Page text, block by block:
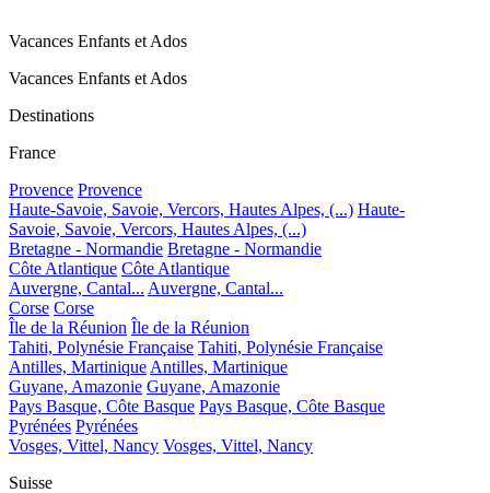
Vacances Enfants et Ados
Vacances Enfants et Ados
Destinations
France
Provence Provence
Haute-Savoie, Savoie, Vercors, Hautes Alpes, (...) Haute-
Savoie, Savoie, Vercors, Hautes Alpes, (...)
Bretagne - Normandie Bretagne - Normandie
Côte Atlantique Côte Atlantique
Auvergne, Cantal... Auvergne, Cantal...
Corse Corse
Île de la Réunion Île de la Réunion
Tahiti, Polynésie Française Tahiti, Polynésie Française
Antilles, Martinique Antilles, Martinique
Guyane, Amazonie Guyane, Amazonie
Pays Basque, Côte Basque Pays Basque, Côte Basque
Pyrénées Pyrénées
Vosges, Vittel, Nancy Vosges, Vittel, Nancy
Suisse